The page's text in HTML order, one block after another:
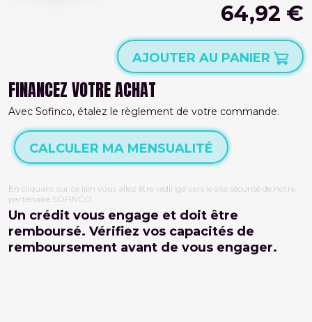
64,92 €
AJOUTER AU PANIER
FINANCEZ VOTRE ACHAT
Avec Sofinco, étalez le règlement de votre commande.
CALCULER MA MENSUALITÉ
En cliquant sur ce lien vous allez être redirigé vers le site sécurisé de notre
partenaire SOFINCO.
Un crédit vous engage et doit être
remboursé. Vérifiez vos capacités de
remboursement avant de vous engager.